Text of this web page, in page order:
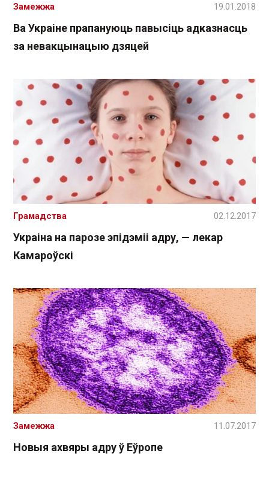
Ва Украіне прапануюць павысіць адказнасць
за невакцынацыю дзяцей
Замежжа 19.01.2018
Украіна на парозе эпідэміі адру, — лекар
Камароўскі
Грамадства 02.12.2017
Новыя ахвяры адру ў Еўропе
Замежжа 11.07.2017